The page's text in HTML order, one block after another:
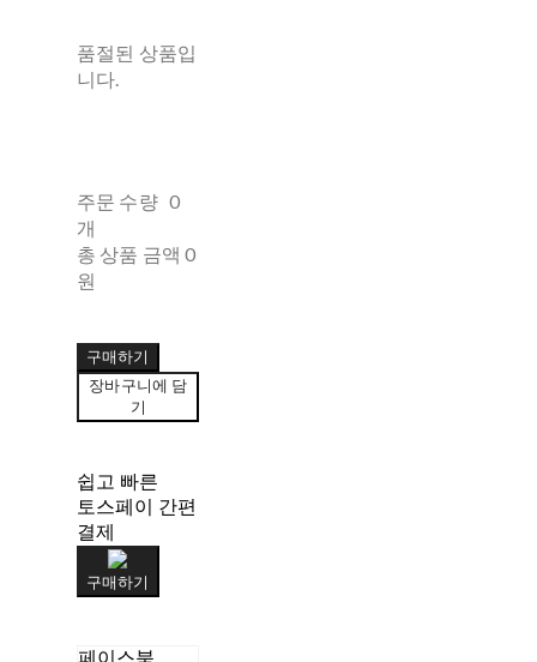
품절된 상품입
니다.
주문 수량 0
개
총 상품 금액 0
원
구매하기
장바구니에 담
기
쉽고 빠른
토스페이 간편
결제
구매하기
페이스북